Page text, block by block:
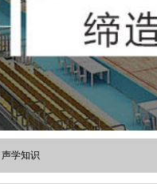
声学知识